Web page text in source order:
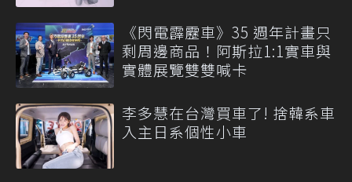
《閃電霹靂車》35 週年計畫只
剩周邊商品！阿斯拉1:1實車與
實體展覽雙雙喊卡
李多慧在台灣買車了! 捨韓系車
入主日系個性小車